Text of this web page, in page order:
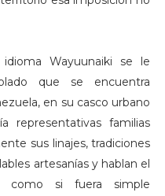
Wayuunaiki se le
que se encuentra
en su casco urbano
representativas familias
sus linajes, tradiciones
artesanías y hablan el
como si fuera simple